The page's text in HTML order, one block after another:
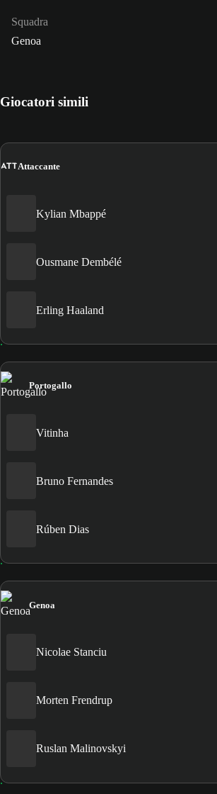
Squadra
Genoa
Giocatori simili
ATTAttaccante
Kylian Mbappé
Ousmane Dembélé
Erling Haaland
Portogallo
Vitinha
Bruno Fernandes
Rúben Dias
Genoa
Nicolae Stanciu
Morten Frendrup
Ruslan Malinovskyi